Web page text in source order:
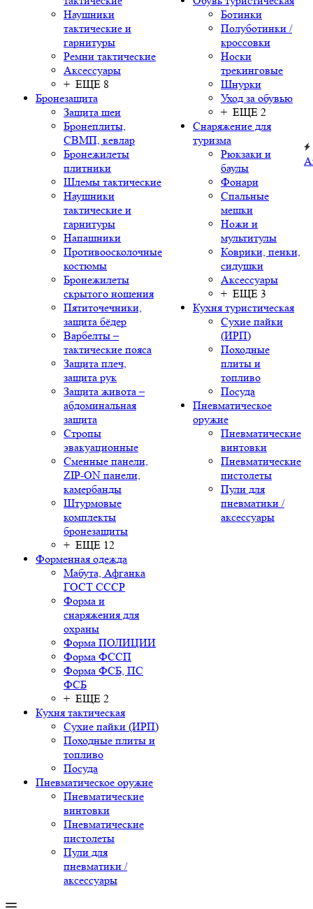
Наушники
тактические и
гарнитуры
Ремни тактические
Аксессуары
+ ЕЩЕ 8
Бронезащита
Защита шеи
Бронеплиты,
СВМП, кевлар
Бронежилеты
плитники
Шлемы тактические
Наушники
тактические и
гарнитуры
Напашники
Противоосколочные
костюмы
Бронежилеты
скрытого ношения
Пятиточечники,
защита бёдер
Варбелты –
тактические пояса
Защита плеч,
защита рук
Защита живота –
абдоминальная
защита
Стропы
эвакуационные
Сменные панели,
ZIP-ON панели,
камербанды
Штурмовые
комплекты
бронезащиты
+ ЕЩЕ 12
Форменная одежда
Мабута, Афганка
ГОСТ СССР
Форма и
снаряжения для
охраны
Форма ПОЛИЦИИ
Форма ФССП
Форма ФСБ, ПС
ФСБ
+ ЕЩЕ 2
Кухня тактическая
Сухие пайки (ИРП)
Походные плиты и
топливо
Посуда
Пневматическое оружие
Пневматические
винтовки
Пневматические
пистолеты
Пули для
пневматики /
аксессуары
Ботинки
Полуботинки /
кроссовки
Носки
трекинговые
Шнурки
Уход за обувью
+ ЕЩЕ 2
Снаряжение для
туризма
Рюкзаки и
баулы
Фонари
Спальные
мешки
Ножи и
мультитулы
Коврики, пенки,
сидушки
Аксессуары
+ ЕЩЕ 3
Кухня туристическая
Сухие пайки
(ИРП)
Походные
плиты и
топливо
Посуда
Пневматическое
оружие
Пневматические
винтовки
Пневматические
пистолеты
Пули для
пневматики /
аксессуары